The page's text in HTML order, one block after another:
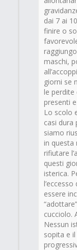
dai 7 ai
finire o
maschi,
giorni se
le
presenti
Lo scolo
casi dura
siamo
in questa
rifiutare
questi
isterica.
essere
cucciolo.
Nessun
sopita e